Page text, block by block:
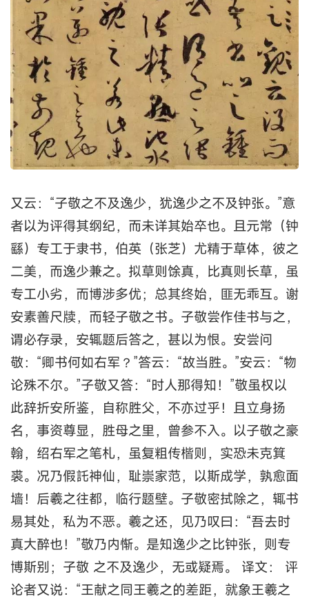
又云：“子敬之不及逸少，犹逸少之不及钟张。”意
者以为评得其纲纪，而未详其始卒也。且元常（钟
繇）专工于隶书，伯英（张芝）尤精于草体，彼之
二美，而逸少兼之。拟草则馀真，比真则长草，虽
专工小劣，而博涉多优；总其终始，匪无乖互。谢
安素善尺牍，而轻子敬之书。子敬尝作佳书与之，
谓必存录，安辄题后答之，甚以为恨。安尝问
敬：“卿书何如右军？”答云：“故当胜。”安云：“物
论殊不尔。”子敬又答：“时人那得知！”敬虽权以
此辞折安所鉴，自称胜父，不亦过乎！且立身扬
名，事资尊显，胜母之里，曾参不入。以子敬之豪
翰，绍右军之笔札，虽复粗传楷则，实恐未克箕
裘。况乃假託神仙，耻崇家范，以斯成学，孰愈面
墙！后羲之往都，临行题壁。子敬密拭除之，辄书
易其处，私为不恶。羲之还，见乃叹曰：“吾去时
真大醉也！”敬乃内惭。是知逸少之比钟张，则专
博斯别；子敬 之不及逸少，无或疑焉。 译文： 评
论者又说：“王献之同王羲之的差距，就象王羲之